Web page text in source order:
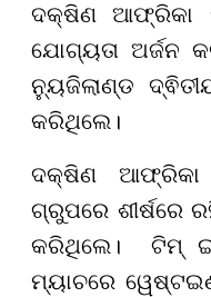
ଦକ୍ଷିଣ ଆଫ୍ରିକା
ଯୋଗ୍ୟତା ଅର୍ଜନ
ନ୍ୟୁଜିଲାଣ୍ଡ
କରିଥିଲେ।
ଦକ୍ଷିଣ
ଗ୍ରୁପରେ ଶୀର୍ଷରେ
କରିଥିଲେ। ଟିମ୍
ମ୍ୟାଚରେ